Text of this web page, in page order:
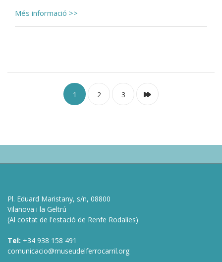
Més informació >>
1 2 3
Pl. Eduard Maristany, s/n, 08800
Vilanova i la Geltrú
(Al costat de l'estació de Renfe Rodalies)
Tel: +34 938 158 491
comunicacio@museudelferrocarril.org